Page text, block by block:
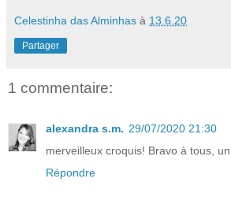
Celestinha das Alminhas à 13.6.20
Partager
1 commentaire:
alexandra s.m. 29/07/2020 21:30
merveilleux croquis! Bravo à tous,
Répondre